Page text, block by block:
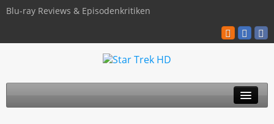
Blu-ray Reviews & Episodenkritiken